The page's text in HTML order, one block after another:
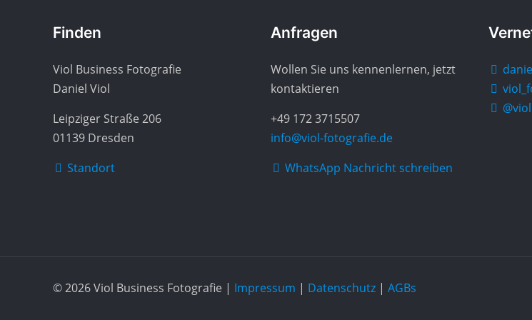
Finden
Viol Business Fotografie
Daniel Viol
Leipziger Straße 206
01139 Dresden
Standort
Anfragen
Wollen Sie uns kennenlernen, jetzt
kontaktieren
+49 172 3715507
info@viol-fotografie.de
WhatsApp Nachricht schreiben
© 2026 Viol Business Fotografie | Impressum | Datenschutz | AGBs